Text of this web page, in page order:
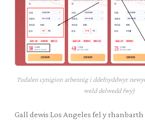
Tudalen cynigion arbennig i ddefnyddwyr
weld delwedd fwy)
Gall dewis Los Angeles fel y